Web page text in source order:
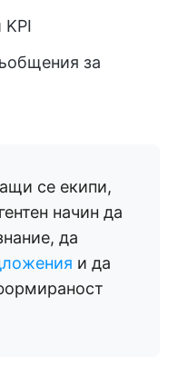
за
се екипи,
начин да
да
и да